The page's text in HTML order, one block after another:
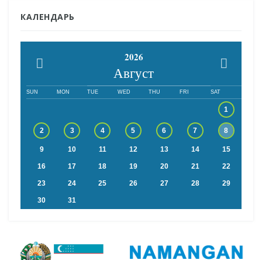
КАЛЕНДАРЬ
2026
Август
SUN MON TUE WED THU FRI SAT
1
2 3 4 5 6 7 8
9 10 11 12 13 14 15
16 17 18 19 20 21 22
23 24 25 26 27 28 29
30 31